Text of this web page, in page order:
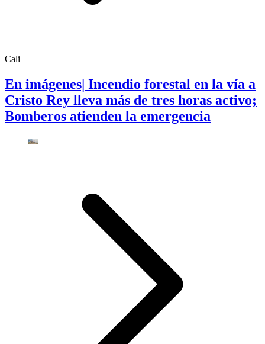
Cali
En imágenes| Incendio forestal en la vía a
Cristo Rey lleva más de tres horas activo;
Bomberos atienden la emergencia